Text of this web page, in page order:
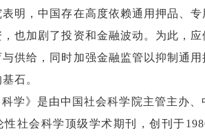
明，中国存在高度依赖通用押品、
也加剧了投资和金融波动。为此，
供给，同时加强金融监管以抑制通
石。
科学》是由中国社会科学院主管主办
性社会科学顶级学术期刊，创刊于